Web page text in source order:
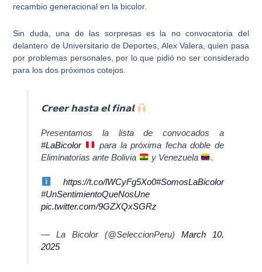
recambio generacional en la bicolor.
Sin duda, una de las sorpresas es la no convocatoria del
delantero de Universitario de Deportes,Alex Valera,quien pasa
por problemas personales, por lo que pidió no ser considerado
para los dos próximos cotejos.
𝗖𝗿𝗲𝗲𝗿 𝗵𝗮𝘀𝘁𝗮 𝗲𝗹 𝗳𝗶𝗻𝗮𝗹
Presentamos la lista de convocados a
#LaBicolor
para la próxima fecha doble de
Eliminatorias ante Bolivia
y Venezuela .
https://t.co/lWCyFg5Xo0#SomosLaBicolor
#UnSentimientoQueNosUne
pic.twitter.com/9GZXQxSGRz
— La Bicolor (@SeleccionPeru) March 10,
2025